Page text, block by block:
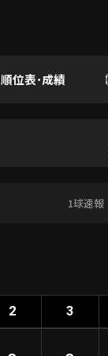
順位表･成績
1球速報
2 3